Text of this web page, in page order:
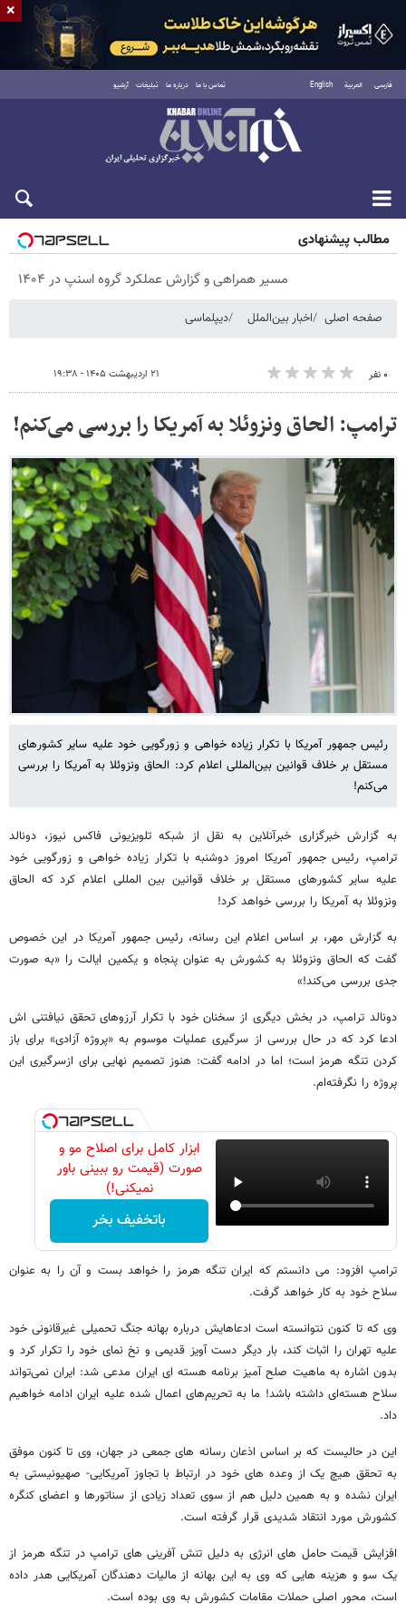
فارسی العربية English تماس با ما درباره ما تبلیغات آرشیو
شنبه ۱۷ مرداد ۱۴۰۵
مطالب پیشنهادی
مسیر همراهی و گزارش عملکرد گروه اسنپ در ۱۴۰۴
صفحه اصلی اخبار بین‌الملل دیپلماسی
۰ نفر ۲۱ اردیبهشت ۱۴۰۵ - ۱۹:۳۸
ترامپ: الحاق ونزوئلا به آمریکا را بررسی می‌کنم!
رئیس جمهور آمریکا با تکرار زیاده خواهی و زورگویی خود علیه سایر کشورهای
مستقل بر خلاف قوانین بین‌المللی اعلام کرد: الحاق ونزوئلا به آمریکا را بررسی
می‌کنم!
به گزارش خبرگزاری خبرآنلاین به نقل از شبکه تلویزیونی فاکس نیوز، دونالد
ترامپ، رئیس جمهور آمریکا امروز دوشنبه با تکرار زیاده خواهی و زورگویی خود
علیه سایر کشورهای مستقل بر خلاف قوانین بین المللی اعلام کرد که الحاق
ونزوئلا به آمریکا را بررسی خواهد کرد!
به گزارش مهر، بر اساس اعلام این رسانه، رئیس جمهور آمریکا در این خصوص
گفت که الحاق ونزوئلا به کشورش به عنوان پنجاه و یکمین ایالت را «به صورت
جدی بررسی می‌کند!»
دونالد ترامپ، در بخش دیگری از سخنان خود با تکرار آرزوهای تحقق نیافتنی اش
ادعا کرد که در حال بررسی از سرگیری عملیات موسوم به «پروژه آزادی» برای باز
کردن تنگه هرمز است؛ اما در ادامه گفت: هنوز تصمیم نهایی برای ازسرگیری این
پروژه را نگرفته‌ام.
ابزار کامل برای اصلاح مو و
صورت (قیمت رو ببینی باور
نمیکنی!)
باتخفیف بخر
ترامپ افزود: می‌ دانستم که ایران تنگه هرمز را خواهد بست و آن را به عنوان
سلاح خود به کار خواهد گرفت.
وی که تا کنون نتوانسته است ادعاهایش درباره بهانه جنگ تحمیلی غیرقانونی خود
علیه تهران را اثبات کند، بار دیگر دست آویز قدیمی و نخ نمای خود را تکرار کرد و
بدون اشاره به ماهیت صلح آمیز برنامه هسته ای ایران مدعی شد: ایران نمی‌تواند
سلاح هسته‌ای داشته باشد! ما به تحریم‌های اعمال شده علیه ایران ادامه خواهیم
داد.
این در حالیست که بر اساس اذعان رسانه های جمعی در جهان، وی تا کنون موفق
به تحقق هیچ یک از وعده های خود در ارتباط با تجاوز آمریکایی- صهیونیستی به
ایران نشده و به همین دلیل هم از سوی تعداد زیادی از سناتورها و اعضای کنگره
کشورش مورد انتقاد شدیدی قرار گرفته است.
افزایش قیمت حامل های انرژی به دلیل تنش آفرینی های ترامپ در تنگه هرمز از
یک سو و هزینه هایی که وی به این بهانه از مالیات دهندگان آمریکایی هدر داده
است، محور اصلی حملات مقامات کشورش به وی بوده است.
×